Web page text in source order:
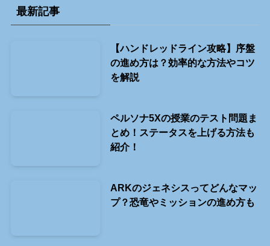
最新記事
【ハンドレッドライン攻略】序盤
の進め方は？効率的な方法やコツ
を解説
ペルソナ5Xの授業のテスト問題ま
とめ！ステータスを上げる方法も
紹介！
ARKのジェネシスってどんなマッ
プ？恐竜やミッションの進め方も